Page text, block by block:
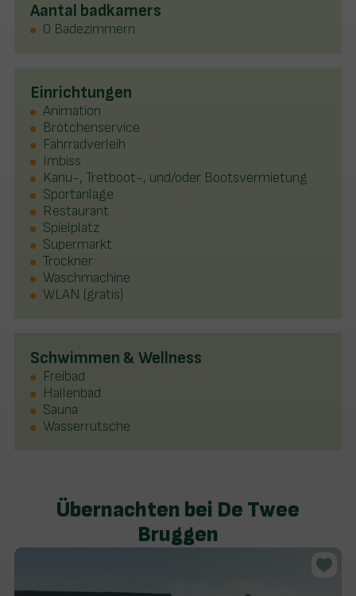
Aantal badkamers
0 Badezimmern
Einrichtungen
Animation
Brötchenservice
Fahrradverleih
Imbiss
Kanu-, Tretboot-, und/oder Bootsvermietung
Sportanlage
Restaurant
Spielplatz
Supermarkt
Trockner
Waschmachine
WLAN (gratis)
Schwimmen & Wellness
Freibad
Hallenbad
Sauna
Wasserrutsche
Übernachten bei De Twee
Bruggen